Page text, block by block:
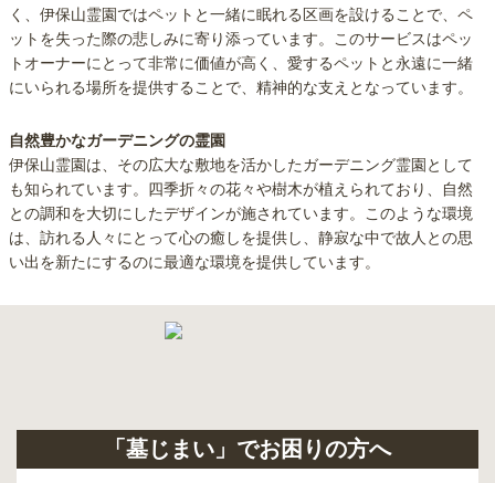
く、伊保山霊園ではペットと一緒に眠れる区画を設けることで、ペ
ットを失った際の悲しみに寄り添っています。このサービスはペッ
トオーナーにとって非常に価値が高く、愛するペットと永遠に一緒
にいられる場所を提供することで、精神的な支えとなっています。
自然豊かなガーデニングの霊園
伊保山霊園は、その広大な敷地を活かしたガーデニング霊園として
も知られています。四季折々の花々や樹木が植えられており、自然
との調和を大切にしたデザインが施されています。このような環境
は、訪れる人々にとって心の癒しを提供し、静寂な中で故人との思
い出を新たにするのに最適な環境を提供しています。
「墓じまい」でお困りの方へ